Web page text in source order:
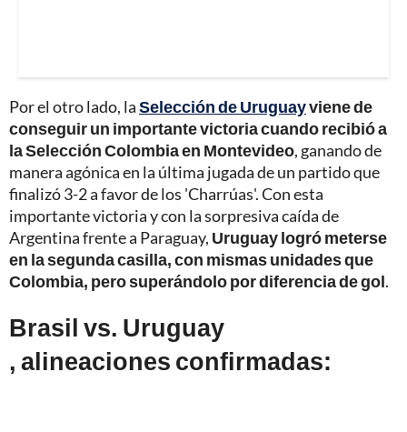
Por el otro lado, laSelección de Uruguayviene de
conseguir un importante victoria cuando recibió a
la Selección Colombia en Montevideo, ganando de
manera agónica en la última jugada de un partido que
finalizó 3-2 a favor de los 'Charrúas'. Con esta
importante victoria y con la sorpresiva caída de
Argentina frente a Paraguay, Uruguay logró meterse
en la segunda casilla, con mismas unidades que
Colombia, pero superándolo por diferencia de gol.
Brasil vs. Uruguay
, alineaciones confirmadas: